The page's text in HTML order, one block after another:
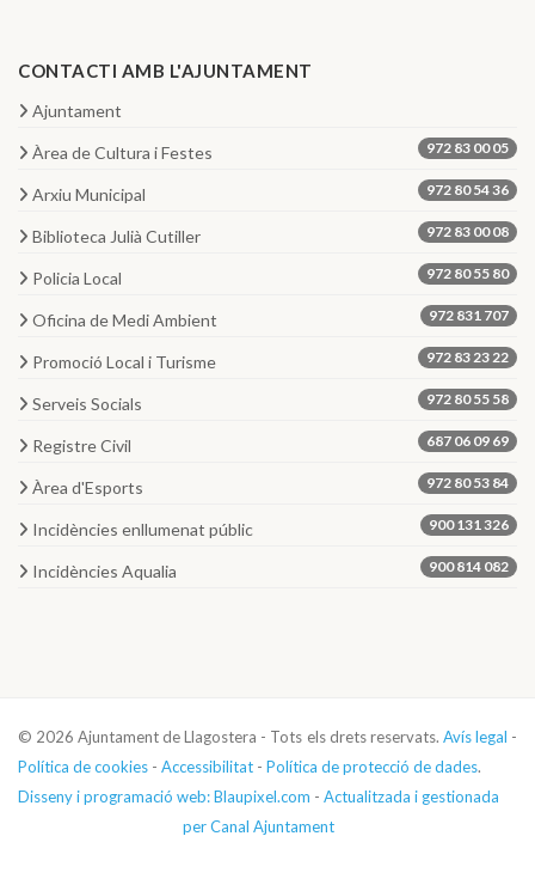
CONTACTI AMB L'AJUNTAMENT
Ajuntament
Àrea de Cultura i Festes 972 83 00 05
Arxiu Municipal 972 80 54 36
Biblioteca Julià Cutiller 972 83 00 08
Policia Local 972 80 55 80
Oficina de Medi Ambient 972 831 707
Promoció Local i Turisme 972 83 23 22
Serveis Socials 972 80 55 58
Registre Civil 687 06 09 69
Àrea d'Esports 972 80 53 84
Incidències enllumenat públic 900 131 326
Incidències Aqualia 900 814 082
© 2026 Ajuntament de Llagostera - Tots els drets reservats. Avís legal -
Política de cookies - Accessibilitat - Política de protecció de dades.
Disseny i programació web: Blaupixel.com - Actualitzada i gestionada
per Canal Ajuntament